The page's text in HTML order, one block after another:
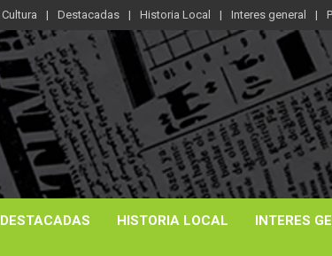
Cultura Destacadas Historia Local Interes general
DESTACADAS HISTORIA LOCAL INTERES